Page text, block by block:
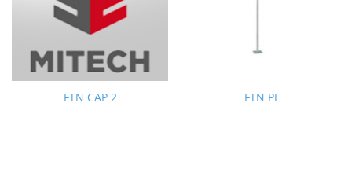
FTN CAP 2 FTN PL